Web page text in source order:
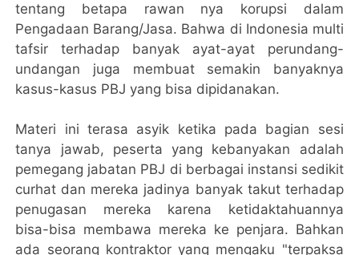
tentang betapa rawan nya korupsi dalam
Pengadaan Barang/Jasa. Bahwa di Indonesia multi
tafsir terhadap banyak ayat-ayat perundang-
undangan juga membuat semakin banyaknya
kasus-kasus PBJ yang bisa dipidanakan.
Materi ini terasa asyik ketika pada bagian sesi
tanya jawab, peserta yang kebanyakan adalah
pemegang jabatan PBJ di berbagai instansi sedikit
curhat dan mereka jadinya banyak takut terhadap
penugasan mereka karena ketidaktahuannya
bisa-bisa membawa mereka ke penjara. Bahkan
ada seorang kontraktor yang mengaku "terpaksa